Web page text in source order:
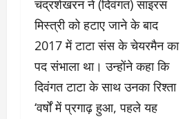
चंद्रशेखरन ने (दिवंगत) साइरस
मिस्त्री को हटाए जाने के बाद
2017 में टाटा संस के चेयरमैन का
पद संभाला था। उन्होंने कहा कि
दिवंगत टाटा के साथ उनका रिश्ता
‘वर्षों में प्रगाढ़ हुआ, पहले यह